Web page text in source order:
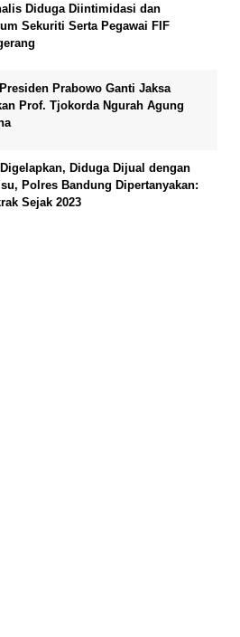
Diduga Diintimidasi dan
Sekuriti Serta Pegawai FIF
Prabowo Ganti Jaksa
Prof. Tjokorda Ngurah Agung
Diduga Dijual dengan
Polres Bandung Dipertanyakan:
Sejak 2023